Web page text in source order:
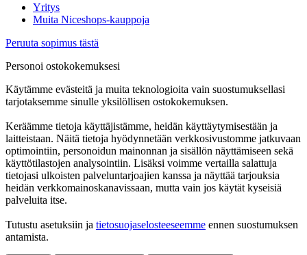
Yritys
Muita Niceshops-kauppoja
Peruuta sopimus tästä
Personoi ostokokemuksesi
Käytämme evästeitä ja muita teknologioita vain suostumuksellasi
tarjotaksemme sinulle yksilöllisen ostokokemuksen.
Keräämme tietoja käyttäjistämme, heidän käyttäytymisestään ja
laitteistaan. Näitä tietoja hyödynnetään verkkosivustomme jatkuvaan
optimointiin, personoidun mainonnan ja sisällön näyttämiseen sekä
käyttötilastojen analysointiin. Lisäksi voimme vertailla salattuja
tietojasi ulkoisten palveluntarjoajien kanssa ja näyttää tarjouksia
heidän verkkomainoskanavissaan, mutta vain jos käytät kyseisiä
palveluita itse.
Tutustu asetuksiin ja tietosuojaselosteeseemme ennen suostumuksen
antamista.